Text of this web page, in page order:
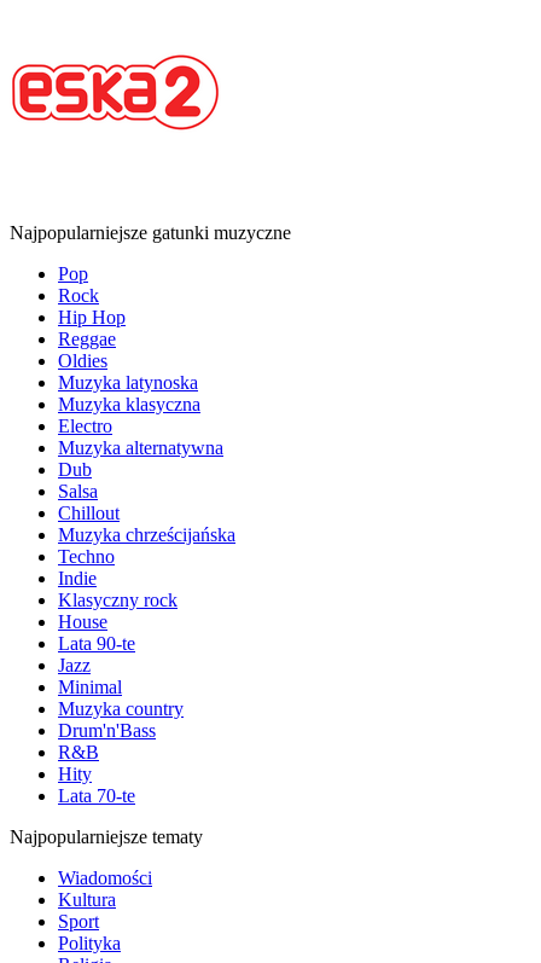
Najpopularniejsze gatunki muzyczne
Pop
Rock
Hip Hop
Reggae
Oldies
Muzyka latynoska
Muzyka klasyczna
Electro
Muzyka alternatywna
Dub
Salsa
Chillout
Muzyka chrześcijańska
Techno
Indie
Klasyczny rock
House
Lata 90-te
Jazz
Minimal
Muzyka country
Drum'n'Bass
R&B
Hity
Lata 70-te
Najpopularniejsze tematy
Wiadomości
Kultura
Sport
Polityka